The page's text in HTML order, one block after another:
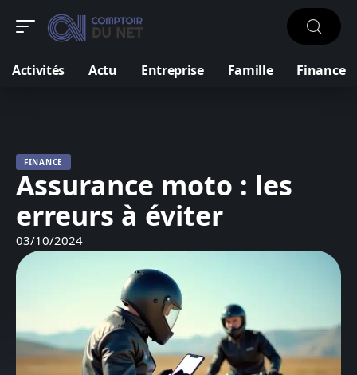
Activités Actu Entreprise Famille Finance
FINANCE
Assurance moto : les
erreurs à éviter
03/10/2024